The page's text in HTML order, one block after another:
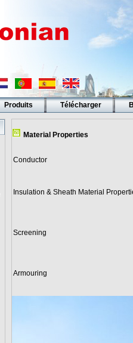
Produits Télécharger
Material Properties
Conductor
Insulation & Sheath Material
Screening
Armouring